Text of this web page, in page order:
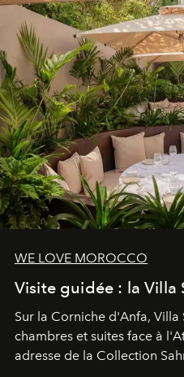
reposants.
WE LOVE MOROCCO
Visite guidée : la Villa
Sur la Corniche d'Anfa,
chambres et suites face à
adresse de la Collection